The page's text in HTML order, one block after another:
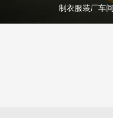
制衣服装厂车